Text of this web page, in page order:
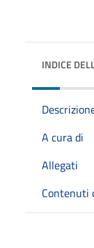
INDICE
A cura di
Allegati
Contenuti